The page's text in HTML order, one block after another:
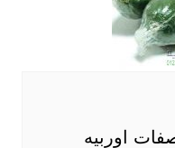
اوربيه